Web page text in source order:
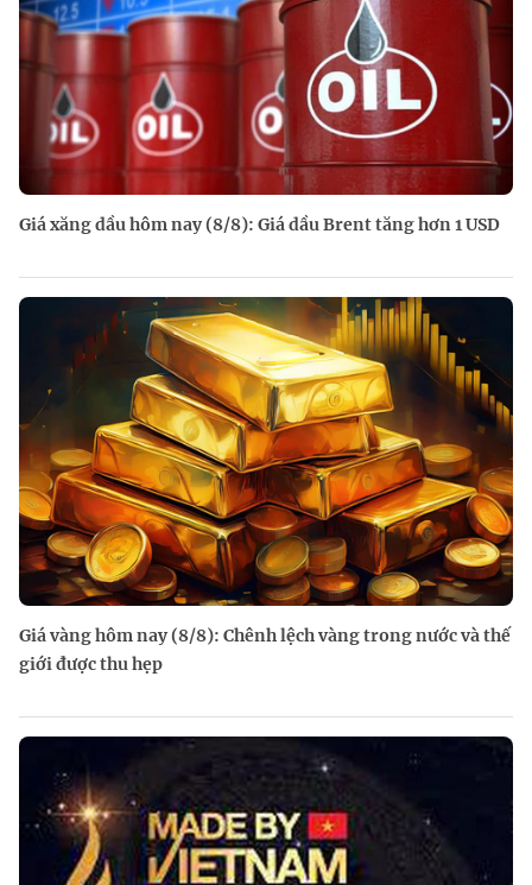
Giá xăng dầu hôm nay (8/8): Giá dầu Brent tăng hơn 1 USD
Giá vàng hôm nay (8/8): Chênh lệch vàng trong nước và thế
giới được thu hẹp